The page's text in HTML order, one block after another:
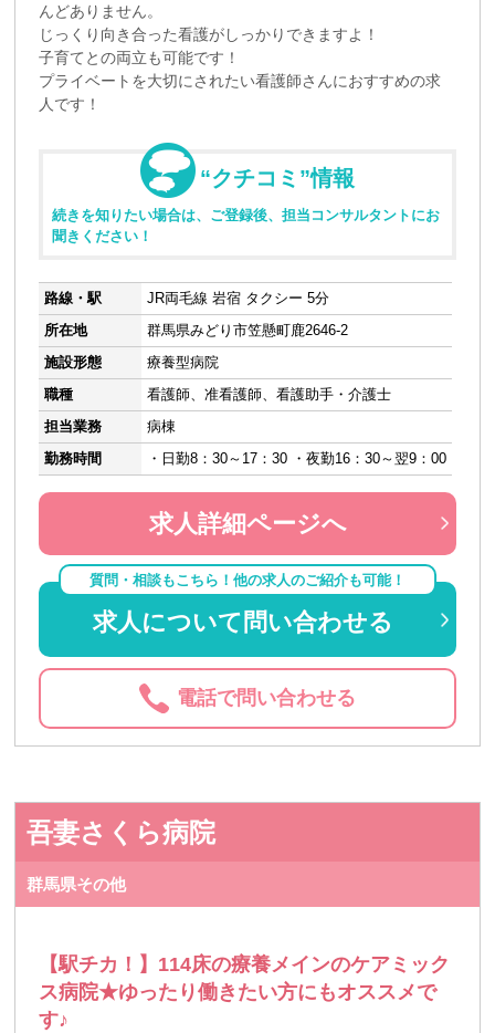
んどありません。
じっくり向き合った看護がしっかりできますよ！
子育てとの両立も可能です！
プライベートを大切にされたい看護師さんにおすすめの求
人です！
“クチコミ”情報
続きを知りたい場合は、ご登録後、担当コンサルタントにお
聞きください！
路線・駅
JR両毛線 岩宿 タクシー 5分
所在地
群馬県みどり市笠懸町鹿2646-2
施設形態
療養型病院
職種
看護師、准看護師、看護助手・介護士
担当業務
病棟
勤務時間
・日勤8：30～17：30 ・夜勤16：30～翌9：00
求人詳細ページへ
質問・相談もこちら！他の求人のご紹介も可能！
求人について問い合わせる
電話で問い合わせる
吾妻さくら病院
群馬県その他
【駅チカ！】114床の療養メインのケアミック
ス病院★ゆったり働きたい方にもオススメで
す♪